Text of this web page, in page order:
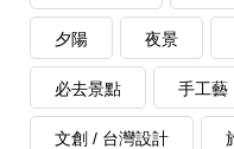
夕陽 夜景
必去景點 手工藝
文創 / 台灣設計